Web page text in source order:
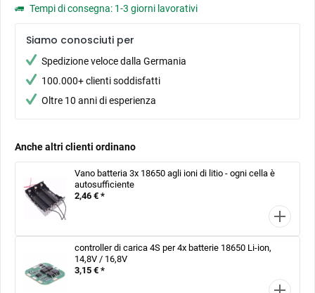
Tempi di consegna: 1-3 giorni lavorativi
Siamo conosciuti per
Spedizione veloce dalla Germania
100.000+ clienti soddisfatti
Oltre 10 anni di esperienza
Anche altri clienti ordinano
Vano batteria 3x 18650 agli ioni di litio - ogni cella è
autosufficiente
2,46 € *
controller di carica 4S per 4x batterie 18650 Li-ion,
14,8V / 16,8V
3,15 € *